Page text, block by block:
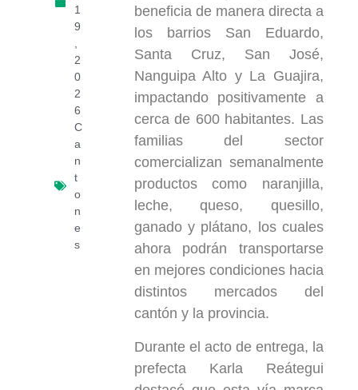
1
9
2
0
2
6
C
a
n
t
o
n
e
s
beneficia de manera directa a
los barrios San Eduardo,
Santa Cruz, San José,
Nanguipa Alto y La Guajira,
impactando positivamente a
cerca de 600 habitantes. Las
familias del sector
comercializan semanalmente
productos como naranjilla,
leche, queso, quesillo,
ganado y plátano, los cuales
ahora podrán transportarse
en mejores condiciones hacia
distintos mercados del
cantón y la provincia.
Durante el acto de entrega, la
prefecta Karla Reátegui